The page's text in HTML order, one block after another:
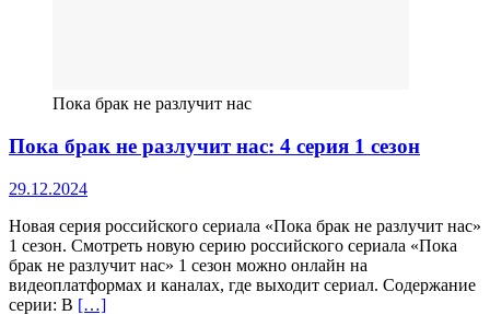
Пока брак не разлучит нас
Пока брак не разлучит нас: 4 серия 1 сезон
29.12.2024
Новая серия российского сериала «Пока брак не разлучит нас»
1 сезон. Смотреть новую серию российского сериала «Пока
брак не разлучит нас» 1 сезон можно онлайн на
видеоплатформах и каналах, где выходит сериал. Содержание
серии: В […]